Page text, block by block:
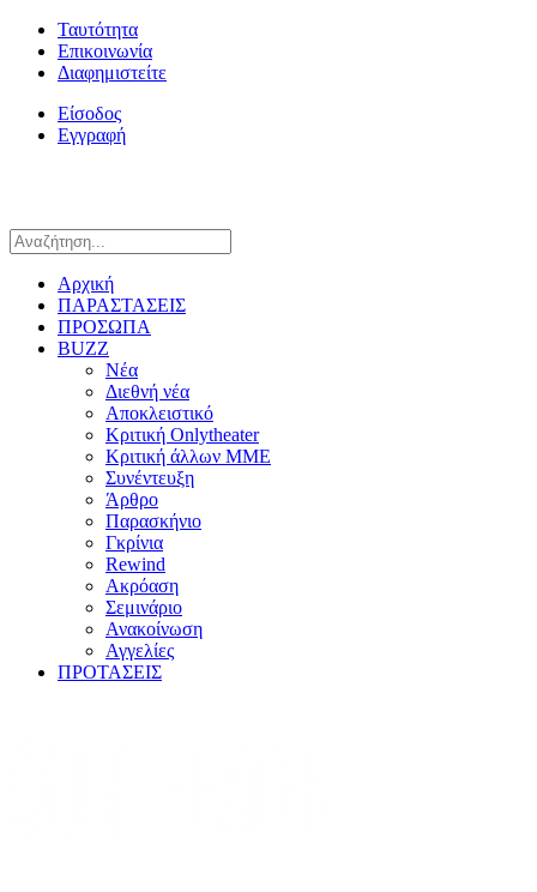
Ταυτότητα
Επικοινωνία
Διαφημιστείτε
Είσοδος
Εγγραφή
Αρχική
ΠΑΡΑΣΤΑΣΕΙΣ
ΠΡΟΣΩΠΑ
BUZZ
Νέα
Διεθνή νέα
Αποκλειστικό
Κριτική Onlytheater
Κριτική άλλων ΜΜΕ
Συνέντευξη
Άρθρο
Παρασκήνιο
Γκρίνια
Rewind
Ακρόαση
Σεμινάριο
Ανακοίνωση
Αγγελίες
ΠΡΟΤΑΣΕΙΣ